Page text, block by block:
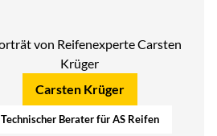
Carsten Krüger
Technischer Berater für AS Reifen